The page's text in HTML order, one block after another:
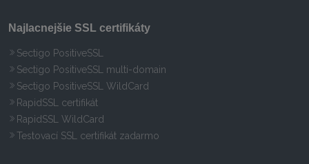
Najlacnejšie SSL certifikáty
Sectigo PositiveSSL
Sectigo PositiveSSL multi-domain
Sectigo PositiveSSL WildCard
RapidSSL certifikát
RapidSSL WildCard
Testovací SSL certifikát zadarmo